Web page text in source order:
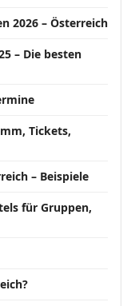
2026 – Österreich
– Die besten
Tickets,
– Beispiele
für Gruppen,